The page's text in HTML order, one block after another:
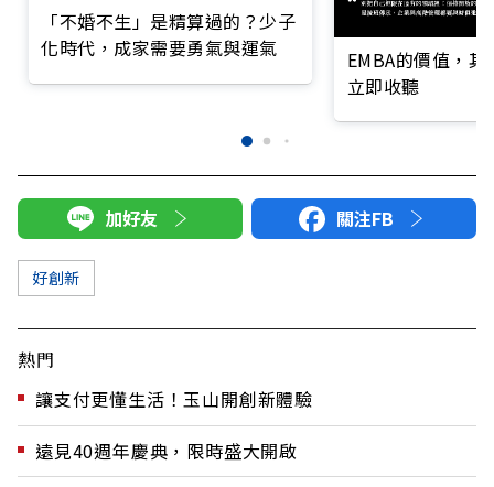
「不婚不生」是精算過的？少子
化時代，成家需要勇氣與運氣
EMBA的價值，
立即收聽
加好友 關注FB
好創新
熱門
讓支付更懂生活！玉山開創新體驗
遠見40週年慶典，限時盛大開啟